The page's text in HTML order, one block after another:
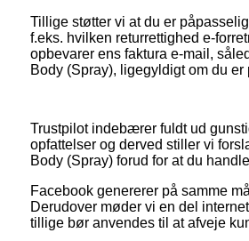
Tillige støtter vi at du er
f.eks. hvilken returrettighed e-
opbevarer ens faktura e-mail,
Body (Spray), ligegyldigt om du
Trustpilot indebærer fuldt ud
opfattelser og derved stiller vi
Body (Spray) forud for at du
Facebook genererer på samme
Derudover møder vi en del
tillige bør anvendes til at afveje